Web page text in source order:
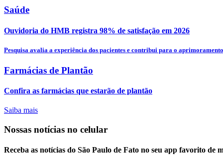
Saúde
Ouvidoria do HMB registra 98% de satisfação em 2026
Pesquisa avalia a experiência dos pacientes e contribui para o
Farmácias de Plantão
Confira as farmácias que estarão de plantão
Saiba mais
Nossas notícias no celular
Receba as notícias do São Paulo de Fato no seu app favorito de